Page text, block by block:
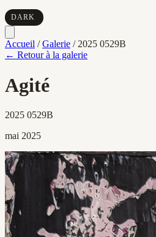
DARK
Accueil / Galerie / 2025 0529B
← Retour à la galerie
Agité
2025 0529B
mai 2025